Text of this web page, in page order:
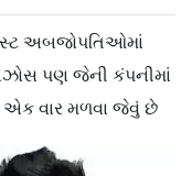
અબજોપતિઓમાં
પણ જેની કંપનીમાં
એક વાર મળવા જેવું છે